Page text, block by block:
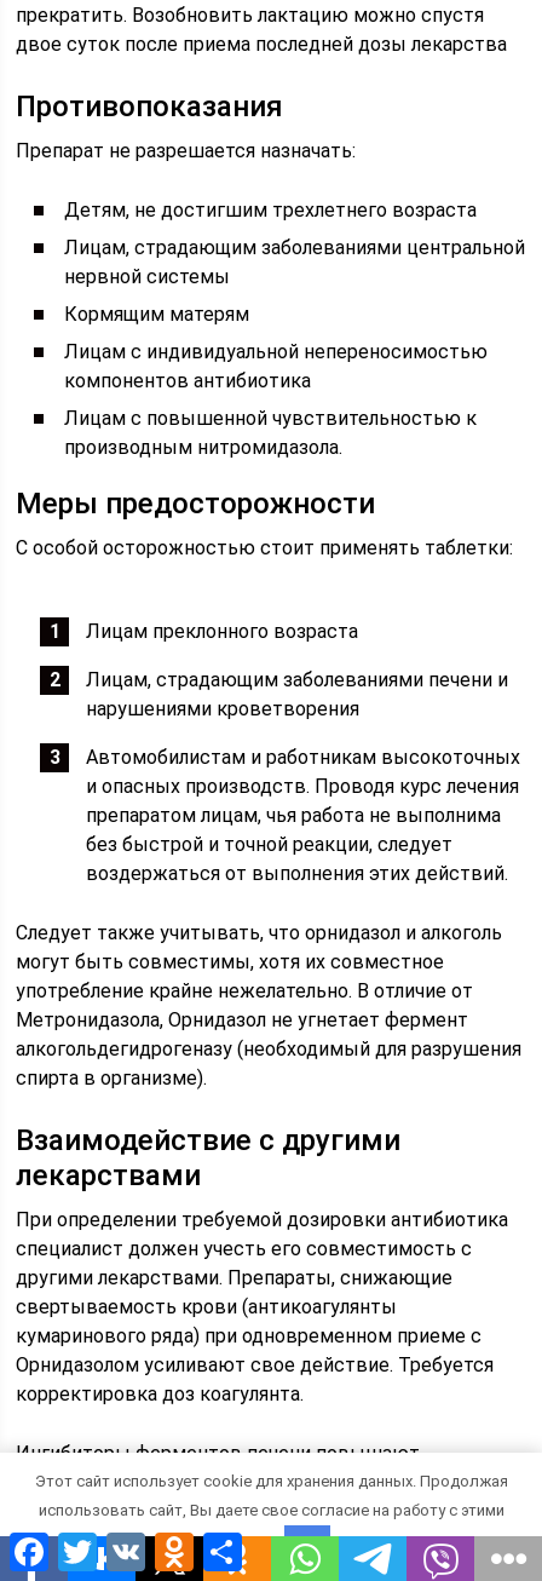
прекратить. Возобновить лактацию можно спустя
двое суток после приема последней дозы лекарства
Противопоказания
Препарат не разрешается назначать:
Детям, не достигшим трехлетнего возраста
Лицам, страдающим заболеваниями центральной
нервной системы
Кормящим матерям
Лицам с индивидуальной непереносимостью
компонентов антибиотика
Лицам с повышенной чувствительностью к
производным нитромидазола.
Меры предосторожности
С особой осторожностью стоит применять таблетки:
Лицам преклонного возраста
Лицам, страдающим заболеваниями печени и
нарушениями кроветворения
Автомобилистам и работникам высокоточных
и опасных производств. Проводя курс лечения
препаратом лицам, чья работа не выполнима
без быстрой и точной реакции, следует
воздержаться от выполнения этих действий.
Следует также учитывать, что орнидазол и алкоголь
могут быть совместимы, хотя их совместное
употребление крайне нежелательно. В отличие от
Метронидазола, Орнидазол не угнетает фермент
алкогольдегидрогеназу (необходимый для разрушения
спирта в организме).
Взаимодействие с другими
лекарствами
При определении требуемой дозировки антибиотика
специалист должен учесть его совместимость с
другими лекарствами. Препараты, снижающие
свертываемость крови (антикоагулянты
кумаринового ряда) при одновременном приеме с
Орнидазолом усиливают свое действие. Требуется
корректировка доз коагулянта.
Ингибиторы ферментов печени повышают
концентрацию Орнидазола, он же в сочетании с
Векурония бромидом удлиняет расслабляющее
действие последнего.
Facebook
TwitterVK Odnoklassniki
Отправить
Этот сайт использует cookie для хранения данных. Продолжая
использовать сайт, Вы даете свое согласие на работу с этими
файлами.
OK